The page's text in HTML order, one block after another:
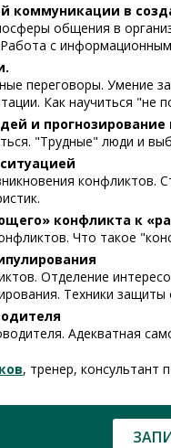
коммуникации в
общения в
с
переговоры. Умение
Как научиться "не
и прогнозирование
"Трудные" люди и
конфликтов.
конфликта к
Что такое
Отделение
Техники защиты
Адекватная
, тренер, консультант